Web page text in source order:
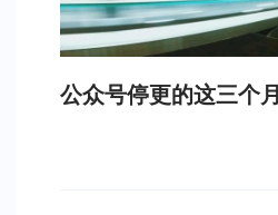
公众号停更的这三个月